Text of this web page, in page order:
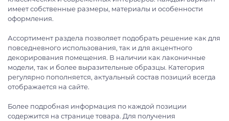
имеет собственные размеры, материалы и особенности
оформления.
Ассортимент раздела позволяет подобрать решение как для
повседневного использования, так и для акцентного
декорирования помещения. В наличии как лаконичные
модели, так и более выразительные образцы. Категория
регулярно пополняется, актуальный состав позиций всегда
отображается на сайте.
Более подробная информация по каждой позиции
содержится на странице товара. Для получения